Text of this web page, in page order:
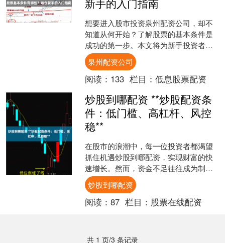
想要进入股市投资泉州配资公司，却不
知道从何开始？了解股票的基本条件是
成功的第一步。本文将为新手投资者详
细解析参与股票交易需要满足的条件，
并提供实用的入门指南，助....
泉州配资公司
阅读： 133 栏目： 低息股票配资
炒股到哪配资 **炒股配资条
件：低门槛、高杠杆、风控
稳**
在股市的浪潮中，每一位投资者都渴望
抓住机遇炒股到哪配资，实现财富的快
速增长。然而，资金不足往往成为制约
投资步伐的关键因素。此时，炒股配资
作为一种灵活的资金解决方....
炒股到哪配资
阅读： 87 栏目： 股票在线配资
共 1 页/3 条记录